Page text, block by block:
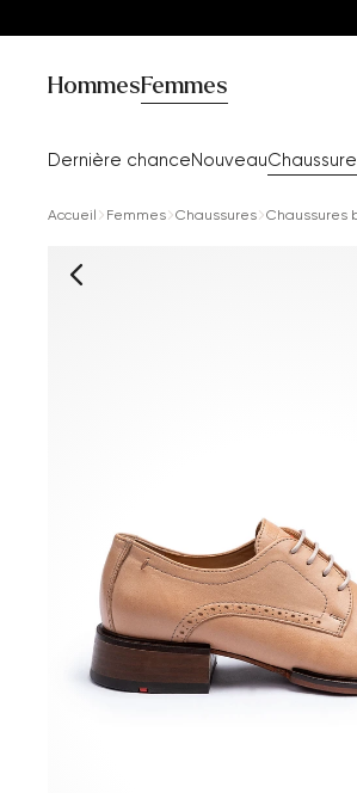
HommesFemmes
Dernière chanceNouveau
Accueil Femmes Chaussures Chaussures